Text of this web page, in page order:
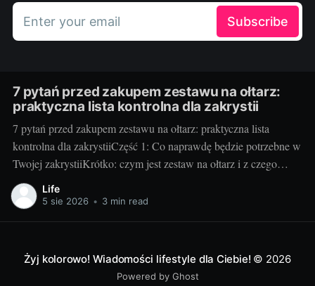
Enter your email Subscribe
7 pytań przed zakupem zestawu na ołtarz:
praktyczna lista kontrolna dla zakrystii
7 pytań przed zakupem zestawu na ołtarz: praktyczna lista
kontrolna dla zakrystiiCzęść 1: Co naprawdę będzie potrzebne w
Twojej zakrystiiKrótko: czym jest zestaw na ołtarz i z czego
zwykle się składa. Klasyczny zestaw to kielich z pateną, puszka
lub cyborium, lavabo (miseczka i dzbanuszek), tacka pod
Life
5 sie 2026 • 3 min read
Żyj kolorowo! Wiadomości lifestyle dla Ciebie! © 2026
Powered by Ghost